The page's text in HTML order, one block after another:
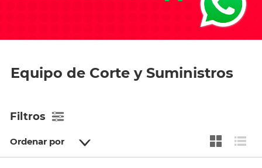
Equipo de Corte y Suministros
Filtros
Ordenar por